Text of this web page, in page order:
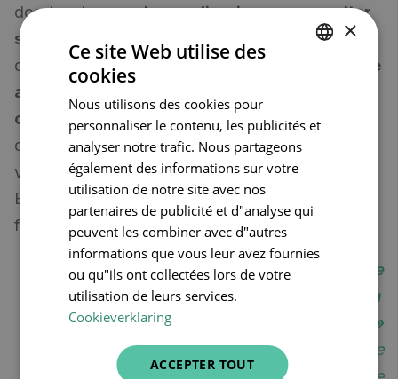
dossier eten quelques clics, je peux consulter
ses données
et enregistrer mes prestations, un
dossier de plaie, une photo, etc.
Tout est ensuite
automatiquement synchronisé avec mon
ordinateur.
Chaque soin effectué est intégré
dans ma planification, ce qui me permet de
vérifier facilement si je n’ai pas oublié un patient.
Et de retour à la maison, je n’ai quasi plus rien à
faire ! »
« CareConnect Nurse évite les erreurs de
facturation
et garantit la sécurité des données. »
- Laurence Louis, infirmière à domicile
×
Ce site Web utilise des
cookies
Nous utilisons des cookies pour
personnaliser le contenu, les publicités et
analyser notre trafic. Nous partageons
également des informations sur votre
utilisation de notre site avec nos
partenaires de publicité et d"analyse qui
peuvent les combiner avec d"autres
informations que vous leur avez fournies
ou qu"ils ont collectées lors de votre
utilisation de leurs services.
Cookieverklaring
ACCEPTER TOUT